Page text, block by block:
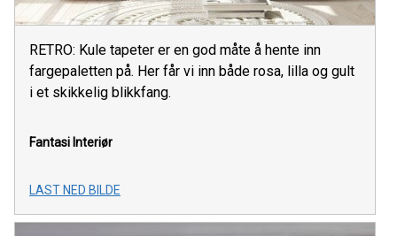
RETRO: Kule tapeter er en god måte å hente inn
fargepaletten på. Her får vi inn både rosa, lilla og gult
i et skikkelig blikkfang.
Fantasi Interiør
LAST NED BILDE